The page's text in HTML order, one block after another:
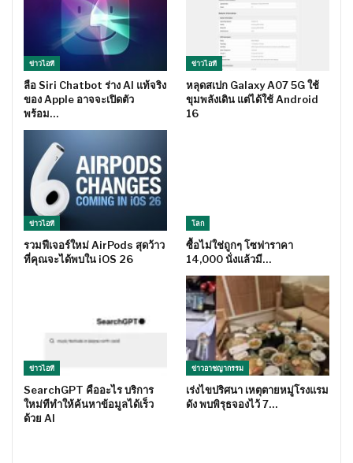
ข่าวไอที
ลือ Siri Chatbot ร่าง AI แท้จริง
ของ Apple อาจจะเปิดตัว
พร้อม…
ข่าวไอที
หลุดสเปก Galaxy A07 5G ใช้
ขุมพลังเดิน แต่ได้ใช้ Android
16
ข่าวไอที
รวมฟีเจอร์ใหม่ AirPods สุดว้าว
ที่คุณจะได้พบใน iOS 26
โลก
ซื้อไม่ใช่ถูกๆ โซฟาราคา
14,000 นั่งแล้วมี…
ข่าวไอที
SearchGPT คืออะไร บริการ
ใหม่ทีทำให้ค้นหาข้อมูลได้เร็ว
ด้วย AI
ข่าวอาชญากรรม
เร่งไขปริศนา เหตุตายหมู่โรงแรม
ดัง พบพิรุธจองไว้ 7…